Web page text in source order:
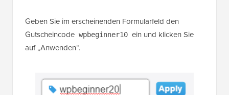
Geben Sie im erscheinenden Formularfeld den
Gutscheincode wpbeginner10 ein und klicken Sie
auf „Anwenden“.